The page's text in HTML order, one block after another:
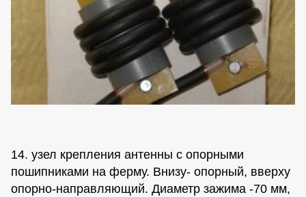
14. узел крепления антенны с опорными
пошипниками на ферму. Внизу- опорный, вверху
опорно-направляющий. Диаметр зажима -70 мм,